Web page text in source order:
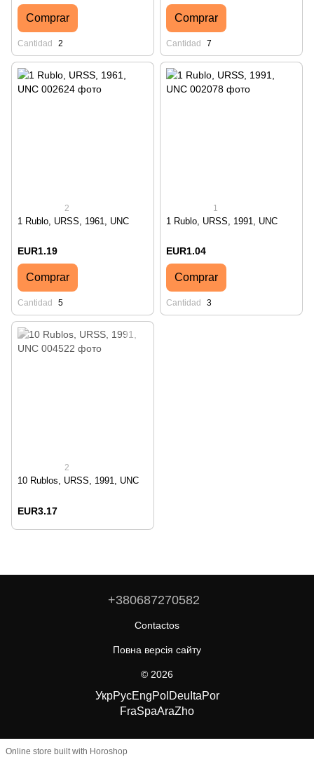
Comprar
Cantidad 2
Comprar
Cantidad 7
2
1 Rublo, URSS, 1961, UNC
EUR1.19
Comprar
Cantidad 5
1
1 Rublo, URSS, 1991, UNC
EUR1.04
Comprar
Cantidad 3
2
10 Rublos, URSS, 1991, UNC
EUR3.17
+380687270582
Contactos
Повна версія сайту
© 2026
УкрРусEngPol Deu ItaPor
FraSpaAraZho
Online store built with Horoshop